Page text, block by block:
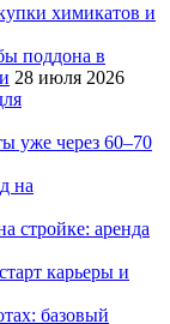
химикатов и
поддона в
28 июля 2026
уже через 60–70
на
стройке: аренда
карьеры и
базовый